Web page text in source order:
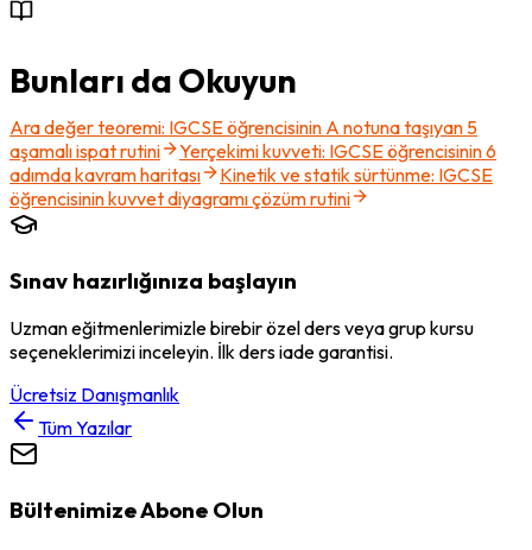
Bunları da Okuyun
Ara değer teoremi: IGCSE öğrencisinin A notuna taşıyan 5
aşamalı ispat rutini
Yerçekimi kuvveti: IGCSE öğrencisinin 6
adımda kavram haritası
Kinetik ve statik sürtünme: IGCSE
öğrencisinin kuvvet diyagramı çözüm rutini
Sınav hazırlığınıza başlayın
Uzman eğitmenlerimizle birebir özel ders veya grup kursu
seçeneklerimizi inceleyin. İlk ders iade garantisi.
Ücretsiz Danışmanlık
Tüm Yazılar
Bültenimize Abone Olun